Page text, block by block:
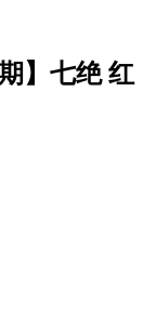
】七绝 红